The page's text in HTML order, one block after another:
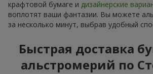
крафтовой бумаге и дизайнерские
воплотят ваши фантазии. Вы можете
за несколько минут, выбрав удобный
Быстрая доставка
альстромерий по